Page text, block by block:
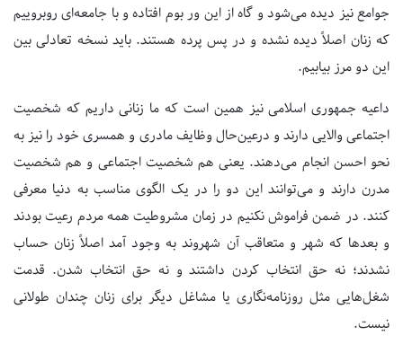
جوامع نیز دیده می‌شود و گاه از این ور بوم افتاده و با جامعه‌ای روبروییم
که زنان اصلاً دیده نشده و در پس پرده هستند. باید نسخه تعادلی بین
این دو مرز بیابیم.
داعیه جمهوری اسلامی نیز همین است که ما زنانی داریم که شخصیت
اجتماعی والایی دارند و درعین‌حال وظایف مادری و همسری خود را نیز به
نحو احسن انجام می‌دهند. یعنی هم شخصیت اجتماعی و هم شخصیت
مدرن دارند و می‌توانند این دو را در یک الگوی مناسب به دنیا معرفی
کنند. در ضمن فراموش نکنیم در زمان مشروطیت همه مردم رعیت بودند
و بعدها که شهر و متعاقب آن شهروند به وجود آمد اصلاً زنان حساب
نشدند؛ نه حق انتخاب کردن داشتند و نه حق انتخاب شدن. قدمت
شغل‌هایی مثل روزنامه‌نگاری یا مشاغل دیگر برای زنان چندان طولانی
نیست.